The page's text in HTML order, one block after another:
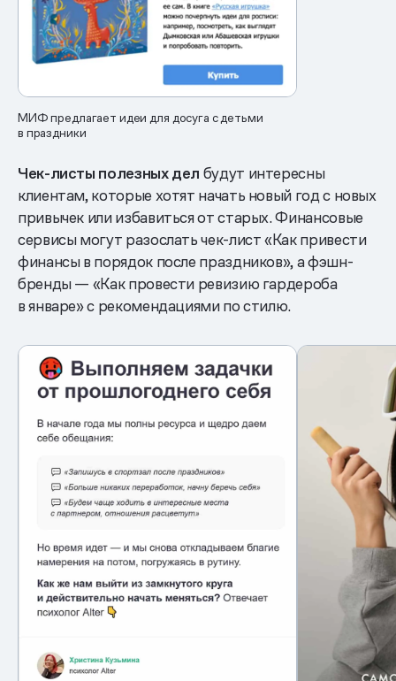
МИФ предлагает идеи для досуга с детьми
в праздники
Чек-листы полезных дел будут интересны
клиентам, которые хотят начать новый год с новых
привычек или избавиться от старых. Финансовые
сервисы могут разослать чек-лист «Как привести
финансы в порядок после праздников», а фэшн-
бренды — «Как провести ревизию гардероба
в январе» с рекомендациями по стилю.